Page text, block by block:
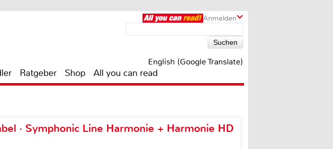
Anmelden
English (Google Translate)
Ratgeber Shop All you can read
· Symphonic Line Harmonie + Harmonie HD